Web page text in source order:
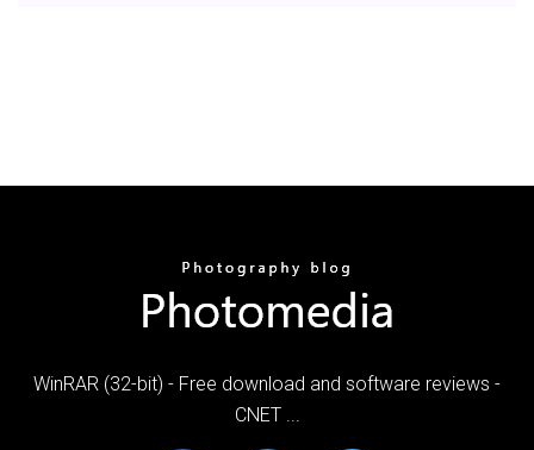
WinRAR (32-bit) - Free download and software reviews -
CNET ...